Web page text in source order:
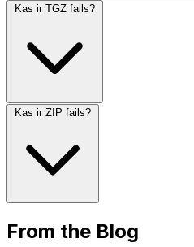
Kas ir TGZ fails?
Kas ir ZIP fails?
From the Blog